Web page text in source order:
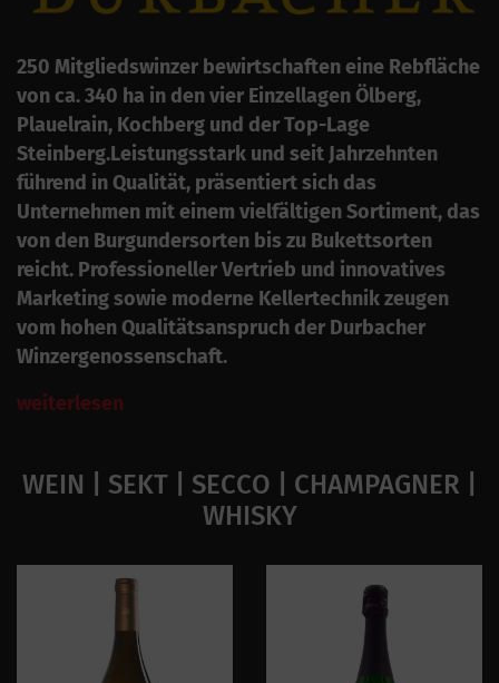
250 Mitgliedswinzer bewirtschaften eine Rebfläche
von ca. 340 ha in den vier Einzellagen Ölberg,
Plauelrain, Kochberg und der Top-Lage
Steinberg.Leistungsstark und seit Jahrzehnten
führend in Qualität, präsentiert sich das
Unternehmen mit einem vielfältigen Sortiment, das
von den Burgundersorten bis zu Bukettsorten
reicht. Professioneller Vertrieb und innovatives
Marketing sowie moderne Kellertechnik zeugen
vom hohen Qualitätsanspruch der Durbacher
Winzergenossenschaft.
weiterlesen
WEIN | SEKT | SECCO | CHAMPAGNER |
WHISKY